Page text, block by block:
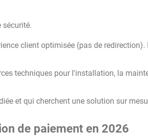
sécurité.
client optimisée (pas de redirection).
techniques pour l'installation, la
et qui cherchent une solution sur
de paiement en 2026